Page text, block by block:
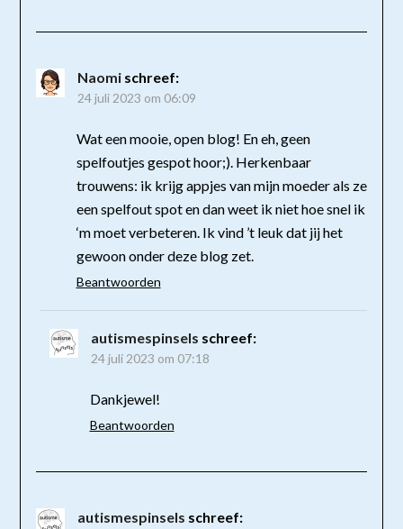
Naomi schreef:
24 juli 2023 om 06:09
Wat een mooie, open blog! En eh, geen
spelfoutjes gespot hoor;). Herkenbaar
trouwens: ik krijg appjes van mijn moeder als ze
een spelfout spot en dan weet ik niet hoe snel ik
‘m moet verbeteren. Ik vind ’t leuk dat jij het
gewoon onder deze blog zet.
Beantwoorden
autismespinsels schreef:
24 juli 2023 om 07:18
Dankjewel!
Beantwoorden
autismespinsels schreef: